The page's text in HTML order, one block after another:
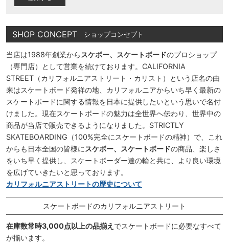
SHOP CONCEPT ショップコンセプト
当店は1988年創業から スケボー、スケートボードのプロショップ
（専門店）として営業を続けております。CALIFORNIA
STREET（カリフォルニアストリート・カリスト）という店名の由
来はスケートボード発祥の地、カリフォルニアからいち早く最新の
スケートボードに関する情報を日本に提供したいという思いで名付
けました。現在スケートボードの魅力は全世界へ伝わり、世界中の
商品が当店で販売できるようになりました。STRICTLY
SKATEBOARDING（100%完全にスケートボードの精神）で、これ
からも日本全国の皆様に スケボー、スケートボードの商品、楽しさ
をいち早く提供し、スケートボーダー達の輪と共に、より良い環境
を広げていきたいと思っております。
カリフォルニアストリートの歴史について
スケートボードのカリフォルニアストリート
在庫数常時3,000点以上の品揃え でスケートボードに必要なすべて
が揃います。